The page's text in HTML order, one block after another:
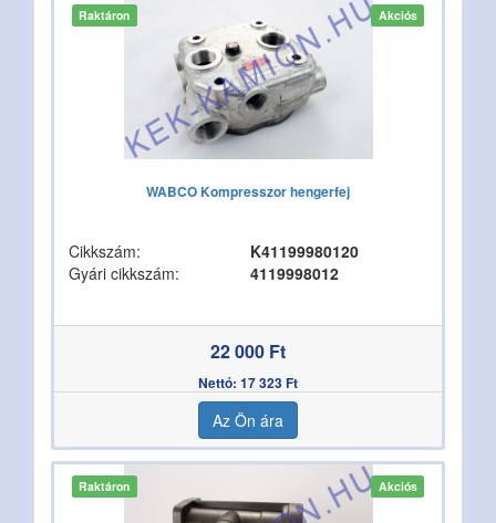
Raktáron Akciós
WABCO Kompresszor hengerfej
Cikkszám:
K41199980120
Gyári cikkszám:
4119998012
22 000 Ft
Nettó: 17 323 Ft
Az Ön ára
Raktáron Akciós